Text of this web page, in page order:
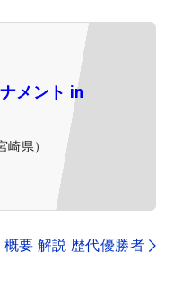
メント in
県）
概要 解説 歴代優勝者